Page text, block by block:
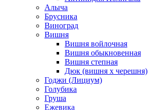
Алыча
Брусника
Виноград
Вишня
Вишня войлочная
Вишня обыкновенная
Вишня степная
Дюк (вишня х черешня)
Годжи (Лициум)
Голубика
Груша
Ежевика